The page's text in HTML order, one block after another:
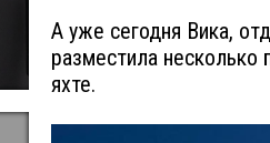
А уже сегодня Вика,
разместила
яхте.